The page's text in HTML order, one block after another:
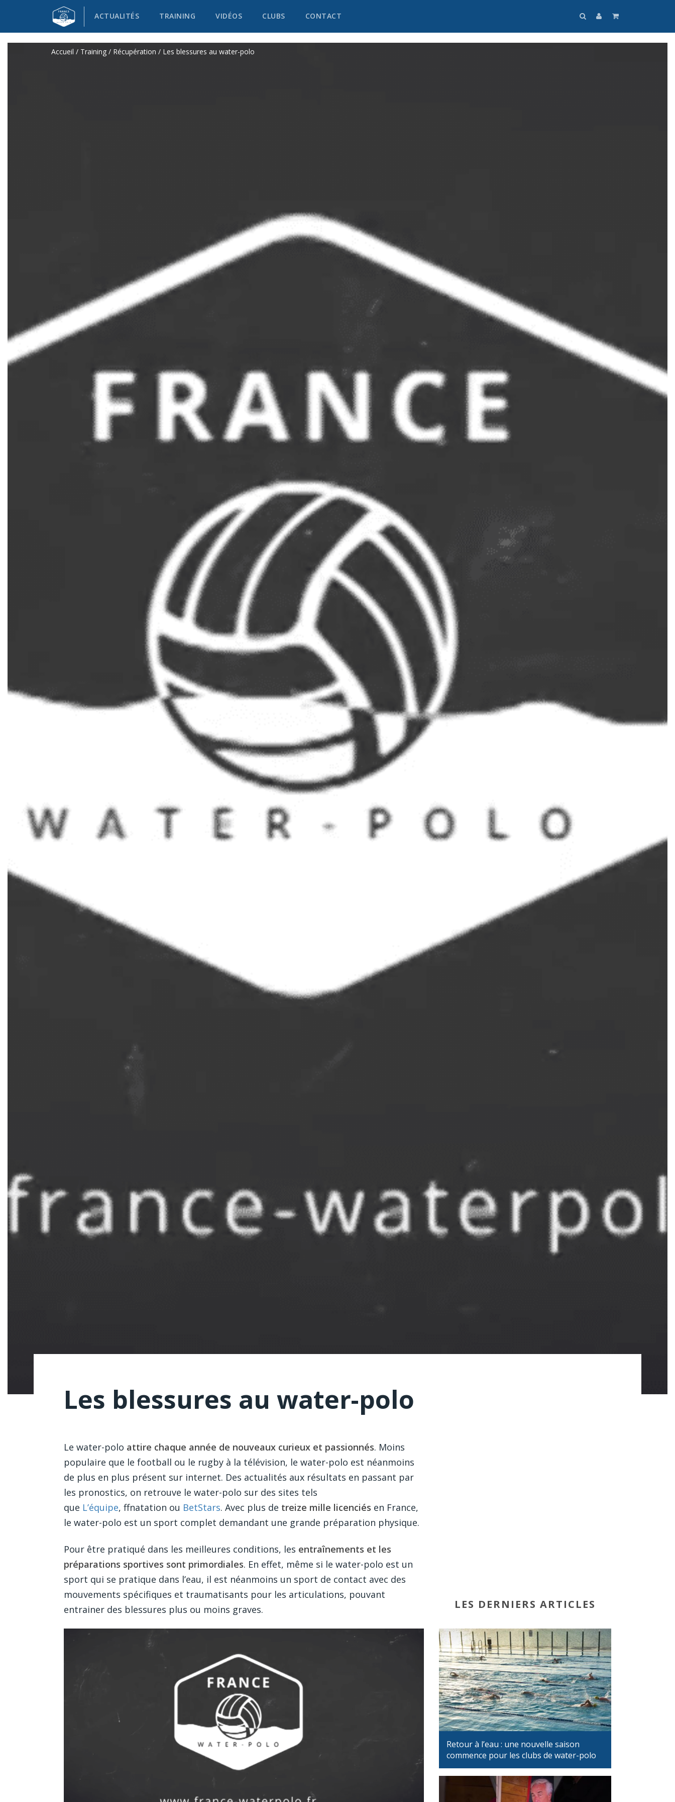
ACTUALITÉS TRAINING VIDÉOS CLUBS CONTACT
Accueil / Training / Récupération / Les blessures au water-polo
Les blessures au water-polo
Le water-polo attire chaque année de nouveaux curieux et passionnés. Moins
populaire que le football ou le rugby à la télévision, le water-polo est néanmoins
de plus en plus présent sur internet. Des actualités aux résultats en passant par
les pronostics, on retrouve le water-polo sur des sites tels
que L’équipe, ffnatation ou BetStars. Avec plus de treize mille licenciés en France,
le water-polo est un sport complet demandant une grande préparation physique.
Pour être pratiqué dans les meilleures conditions, les entraînements et les
préparations sportives sont primordiales. En effet, même si le water-polo est un
sport qui se pratique dans l’eau, il est néanmoins un sport de contact avec des
mouvements spécifiques et traumatisants pour les articulations, pouvant
entrainer des blessures plus ou moins graves.
LES DERNIERS ARTICLES
Retour à l’eau : une nouvelle saison
commence pour les clubs de water-polo